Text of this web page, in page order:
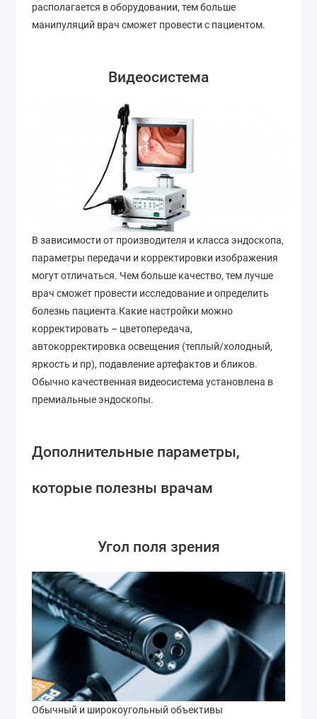
располагается в оборудовании, тем больше
манипуляций врач сможет провести с пациентом.
Видеосистема
В зависимости от производителя и класса эндоскопа,
параметры передачи и корректировки изображения
могут отличаться. Чем больше качество, тем лучше
врач сможет провести исследование и определить
болезнь пациента.Какие настройки можно
корректировать – цветопередача,
автокорректировка освещения (теплый/холодный,
яркость и пр), подавление артефактов и бликов.
Обычно качественная видеосистема установлена в
премиальные эндоскопы.
Дополнительные параметры,
которые полезны врачам
Угол поля зрения
Обычный и широкоугольный объективы